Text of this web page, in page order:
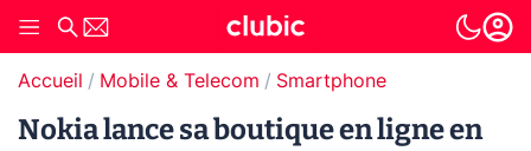
Accueil Mobile & Telecom Smartphone
Nokia lance sa boutique en ligne en